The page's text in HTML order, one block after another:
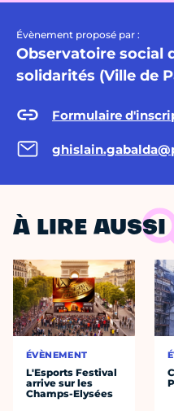
Évènement proposé par :
Observatoire social
solidarités (Ville de
Formulaire
À LIRE AUSSI
ÉVÈNEMENT
L'Esports Festival
arrive sur les
Champs-Elysées